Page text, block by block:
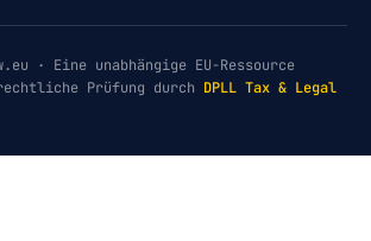
· Eine unabhängige EU-Ressource
Prüfung durch DPLL Tax & Legal